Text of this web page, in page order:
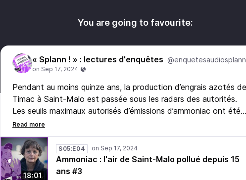
You are going to favourite:
« Splann ! » : lectures d'enquêtes @enquetesaudiosplann
Pendant au moins quinze ans, la production d’engrais azotés
Timac à Saint-Malo est passée sous les radars des autorités.
Les seuils maximaux autorisés d’émissions d’ammoniac ont été
plusieurs fois dépassés par la Timac entre 2017 et 2020.
18:01
S05:E04
Ammoniac : l'air de Saint-Malo pollué depuis 15
ans #3